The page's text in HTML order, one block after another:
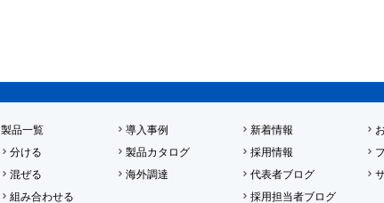
製品一覧
分ける
混ぜる
組み合わせる
導入事例
製品カタログ
海外調達
新着情報
採用情報
代表者ブログ
採用担当者ブログ